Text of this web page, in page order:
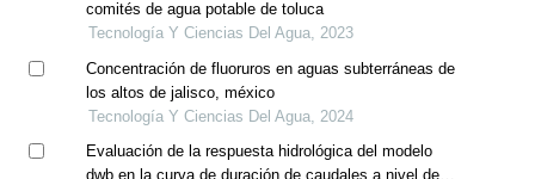
comités de agua potable de toluca
Tecnología Y Ciencias Del Agua, 2023
Concentración de fluoruros en aguas subterráneas de
los altos de jalisco, méxico
Tecnología Y Ciencias Del Agua, 2024
Evaluación de la respuesta hidrológica del modelo
dwb en la curva de duración de caudales a nivel de